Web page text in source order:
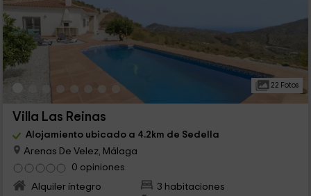
22 Fotos
Villa Las Reinas
Alojamiento ubicado a 4.2km de Sedella
Arenas De Velez, Málaga
0 opiniones
Alquiler íntegro
3 habitaciones